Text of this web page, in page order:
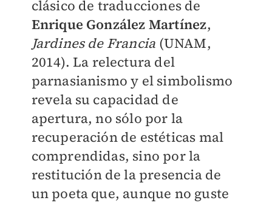
clásico de traducciones de
Enrique González Martínez,
Jardines de Francia (UNAM,
2014). La relectura del
parnasianismo y el simbolismo
revela su capacidad de
apertura, no sólo por la
recuperación de estéticas mal
comprendidas, sino por la
restitución de la presencia de
un poeta que, aunque no guste